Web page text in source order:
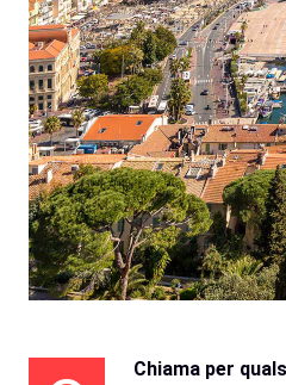
Chiama per